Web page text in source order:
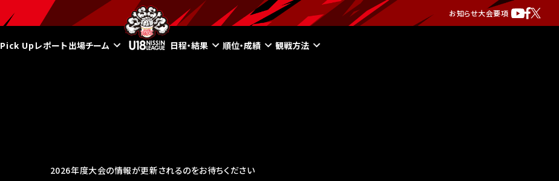
お知らせ大会要項
Pick Upレポート出場チーム 日程・結果 順位・成績 観戦方法
2026年度大会の情報が更新されるのをお待ちください